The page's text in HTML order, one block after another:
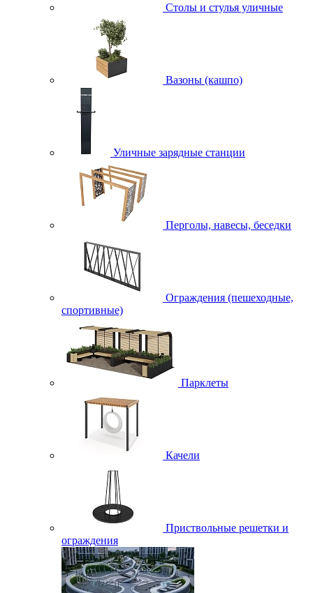
Столы и стулья уличные
Вазоны (кашпо)
Уличные зарядные станции
Перголы, навесы, беседки
Ограждения (пешеходные,
спортивные)
Парклеты
Качели
Приствольные решетки и
ограждения